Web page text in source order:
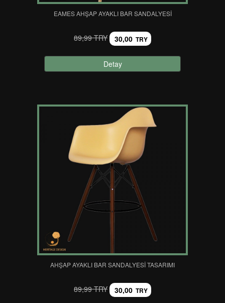
EAMES AHŞAP AYAKLI BAR SANDALYESI
89,99 TRY 30,00 TRY
Detay
AHŞAP AYAKLI BAR SANDALYESI TASARIMI
89,99 TRY 30,00 TRY